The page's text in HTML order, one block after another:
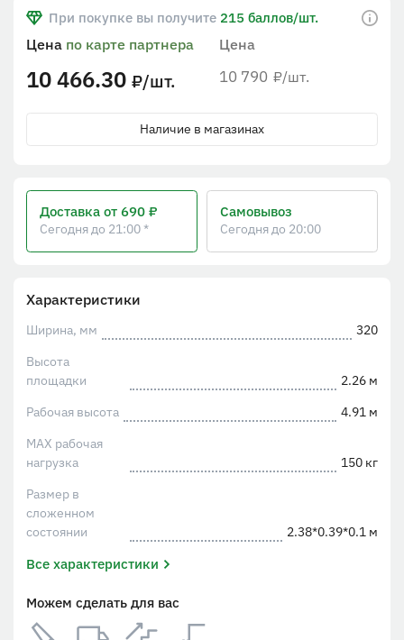
Характеристики
Ширина, мм
320
Высота
площадки
2.26 м
Рабочая высота
4.91 м
MAX рабочая
нагрузка
150 кг
Размер в
сложенном
состоянии
2.38*0.39*0.1 м
Все характеристики
Можем сделать для вас
При покупке вы получите 215 баллов/шт.
Цена
10 790 ₽/шт.
Цена по карте партнера
10 466.30 ₽/шт.
Наличие в магазинах
Доставка от 690 ₽
Сегодня до 21:00 *
Самовывоз
Сегодня до 20:00